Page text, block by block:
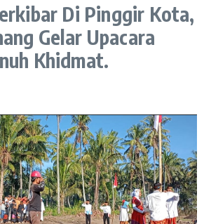
Di Pinggir Kota,
Gelar Upacara
Khidmat.